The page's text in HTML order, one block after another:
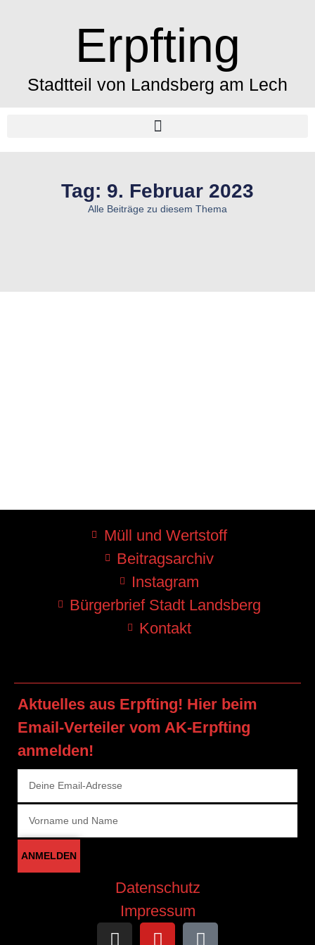
Erpfting
Stadtteil von Landsberg am Lech
Tag: 9. Februar 2023
Alle Beiträge zu diesem Thema
Müll und Wertstoff
Beitragsarchiv
Instagram
Bürgerbrief Stadt Landsberg
Kontakt
Aktuelles aus Erpfting! Hier beim
Email-Verteiler vom AK-Erpfting
anmelden!
ANMELDEN
Datenschutz
Impressum